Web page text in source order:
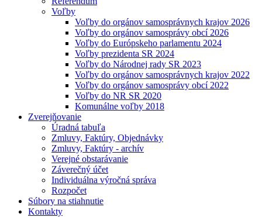
Voľby
Voľby do orgánov samosprávnych krajov 2026
Voľby do orgánov samosprávy obcí 2026
Voľby do Európskeho parlamentu 2024
Voľby prezidenta SR 2024
Voľby do Národnej rady SR 2023
Voľby do orgánov samosprávnych krajov 2022
Voľby do orgánov samosprávy obcí 2022
Voľby do NR SR 2020
Komunálne voľby 2018
Zverejňovanie
Úradná tabuľa
Zmluvy, Faktúry, Objednávky
Zmluvy, Faktúry - archív
Verejné obstarávanie
Záverečný účet
Individuálna výročná správa
Rozpočet
Súbory na stiahnutie
Kontakty